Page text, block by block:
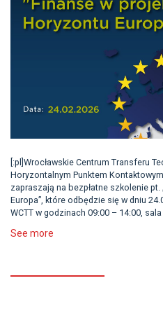
[:pl]Wrocławskie Centrum Transferu
Horyzontalnym Punktem
zapraszają na bezpłatne szkolenie
Europa”, które odbędzie się w dniu
WCTT w godzinach 09:00 – 14:00, sala
See more